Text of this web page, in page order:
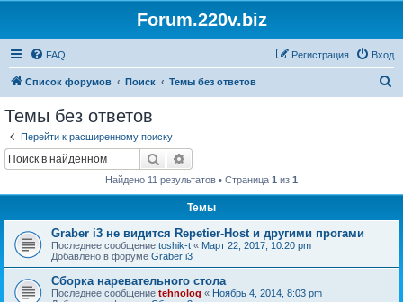
Forum.220v.biz
FAQ Вход
Регистрация
Список форумов Поиск Темы без ответов
Темы без ответов
Перейти к расширенному поиску
Поиск
Найдено 11 результатов • Страница 1 из 1
Темы
Graber i3 не видится Repetier-Host и другими прогами
Последнее сообщение toshik-t « Март 22, 2017, 10:20 pm
Добавлено в форуме Graber i3
Сборка наревательного стола
Последнее сообщение tehnolog « Ноябрь 4, 2014, 8:03 pm